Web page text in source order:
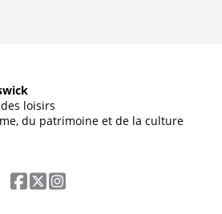
loisirs
du patrimoine et de la culture